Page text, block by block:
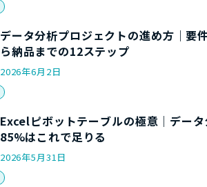
データ分析プロジェクトの進め方｜要
ら納品までの12ステップ
2026年6月2日
Excelピボットテーブルの極意｜デー
85%はこれで足りる
2026年5月31日